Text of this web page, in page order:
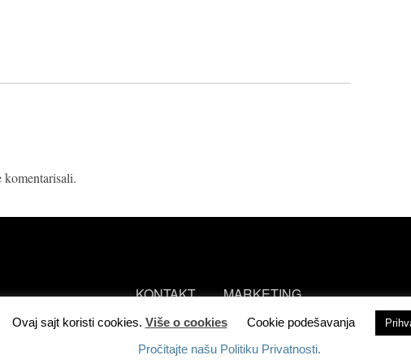
komentarisali.
KONTAKT MARKETING
Ovaj sajt koristi cookies. Više o cookies Cookie podešavanja
Pročitajte našu Politiku Privatnosti.